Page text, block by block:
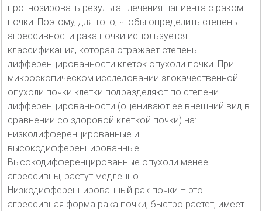
прогнозировать результат лечения пациента с раком
почки. Поэтому, для того, чтобы определить степень
агрессивности рака почки используется
классификация, которая отражает степень
дифференцированности клеток опухоли почки. При
микроскопическом исследовании злокачественной
опухоли почки клетки подразделяют по степени
дифференцированности (оценивают ее внешний вид в
сравнении со здоровой клеткой почки) на:
низкодифференцированные и
высокодифференцированные.
Высокодифференцированные опухоли менее
агрессивны, растут медленно.
Низкодифференцированный рак почки – это
агрессивная форма рака почки, быстро растет, имеет